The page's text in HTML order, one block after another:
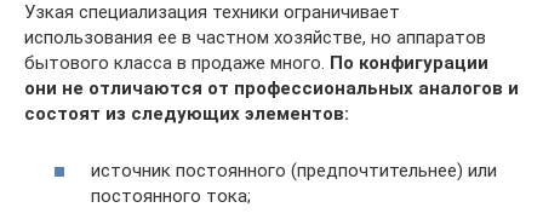
Узкая специализация техники ограничивает
использования ее в частном хозяйстве, но аппаратов
бытового класса в продаже много. По конфигурации
они не отличаются от профессиональных аналогов и
состоят из следующих элементов:
источник постоянного (предпочтительнее) или
постоянного тока;